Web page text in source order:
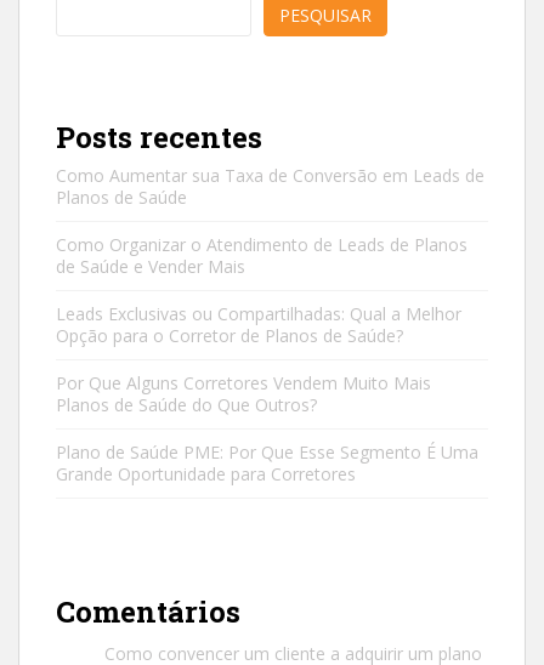
PESQUISAR
Posts recentes
Como Aumentar sua Taxa de Conversão em Leads de
Planos de Saúde
Como Organizar o Atendimento de Leads de Planos
de Saúde e Vender Mais
Leads Exclusivas ou Compartilhadas: Qual a Melhor
Opção para o Corretor de Planos de Saúde?
Por Que Alguns Corretores Vendem Muito Mais
Planos de Saúde do Que Outros?
Plano de Saúde PME: Por Que Esse Segmento É Uma
Grande Oportunidade para Corretores
Comentários
Como convencer um cliente a adquirir um plano